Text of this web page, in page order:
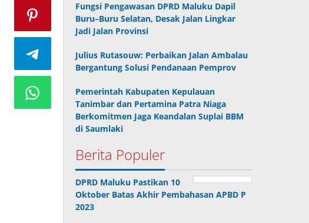
Fungsi Pengawasan DPRD Maluku Dapil
Buru–Buru Selatan, Desak Jalan Lingkar
Jadi Jalan Provinsi
Julius Rutasouw: Perbaikan Jalan Ambalau
Bergantung Solusi Pendanaan Pemprov
Pemerintah Kabupaten Kepulauan
Tanimbar dan Pertamina Patra Niaga
Berkomitmen Jaga Keandalan Suplai BBM
di Saumlaki
Berita Populer
DPRD Maluku Pastikan 10
Oktober Batas Akhir Pembahasan APBD P
2023